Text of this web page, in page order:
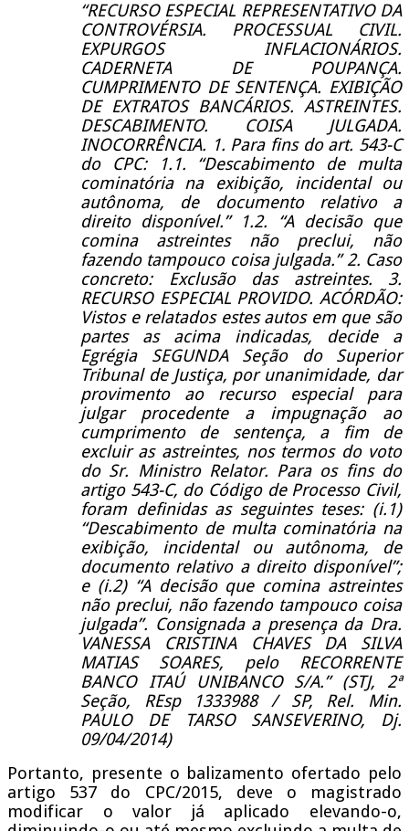
“RECURSO ESPECIAL REPRESENTATIVO DA
CONTROVÉRSIA. PROCESSUAL CIVIL.
EXPURGOS INFLACIONÁRIOS.
CADERNETA DE POUPANÇA.
CUMPRIMENTO DE SENTENÇA. EXIBIÇÃO
DE EXTRATOS BANCÁRIOS. ASTREINTES.
DESCABIMENTO. COISA JULGADA.
INOCORRÊNCIA. 1. Para fins do art. 543-C
do CPC: 1.1. “Descabimento de multa
cominatória na exibição, incidental ou
autônoma, de documento relativo a
direito disponível.” 1.2. “A decisão que
comina astreintes não preclui, não
fazendo tampouco coisa julgada.” 2. Caso
concreto: Exclusão das astreintes. 3.
RECURSO ESPECIAL PROVIDO. ACÓRDÃO:
Vistos e relatados estes autos em que são
partes as acima indicadas, decide a
Egrégia SEGUNDA Seção do Superior
Tribunal de Justiça, por unanimidade, dar
provimento ao recurso especial para
julgar procedente a impugnação ao
cumprimento de sentença, a fim de
excluir as astreintes, nos termos do voto
do Sr. Ministro Relator. Para os fins do
artigo 543-C, do Código de Processo Civil,
foram definidas as seguintes teses: (i.1)
“Descabimento de multa cominatória na
exibição, incidental ou autônoma, de
documento relativo a direito disponível”;
e (i.2) “A decisão que comina astreintes
não preclui, não fazendo tampouco coisa
julgada”. Consignada a presença da Dra.
VANESSA CRISTINA CHAVES DA SILVA
MATIAS SOARES, pelo RECORRENTE
BANCO ITAÚ UNIBANCO S/A.” (STJ, 2ª
Seção, REsp 1333988 / SP, Rel. Min.
PAULO DE TARSO SANSEVERINO, Dj.
09/04/2014)
Portanto, presente o balizamento ofertado pelo
artigo 537 do CPC/2015, deve o magistrado
modificar o valor já aplicado elevando-o,